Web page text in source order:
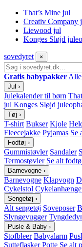
That’s Mine jul
Creativ Company
Liewood jul
Konges Sløjd
sovedyret ×
Gratis babypakker
Jul ›
Julekalender til børn
jul Konges Sløjd
Tøj ›
T-shirt Bukser Kjole
Fleecejakke Pyjamas Se
Fodtøj ›
Gummistøvler Sandaler
Termostøvler Se alt
Barnevogne ›
Barnevogne Klapvogn
Cykelstol
Sengetøj ›
Alt sengetøj Soveposer
Slyngevugger
Pusle & Baby ›
Stofbleer Babyalarm
Sutteflasker Potte Se alt